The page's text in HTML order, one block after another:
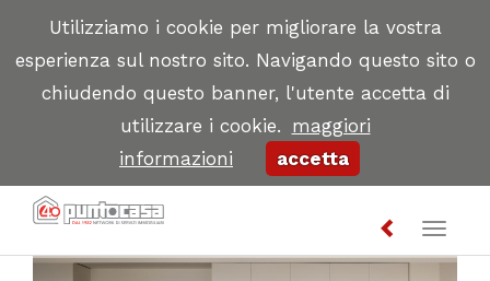
Utilizziamo i cookie per migliorare la vostra
esperienza sul nostro sito. Navigando questo sito o
chiudendo questo banner, l'utente accetta di
utilizzare i cookie. maggiori
informazioni
accetta
Toggle